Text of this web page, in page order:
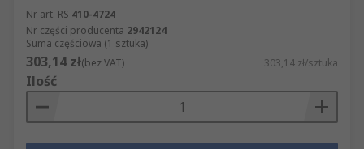
Nr art. RS 410-4724
Nr części producenta 2942124
Suma częściowa (1 sztuka)
303,14 zł(bez VAT) 303,14 zł/sztuka
Ilość